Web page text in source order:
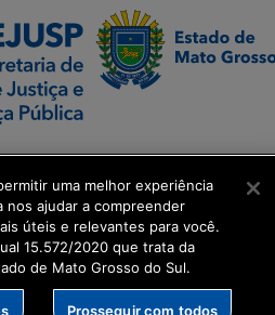
uma melhor experiência
ajudar a compreender
úteis e relevantes para você.
15.572/2020 que trata da
de Mato Grosso do Sul.
Prosseguir com todos